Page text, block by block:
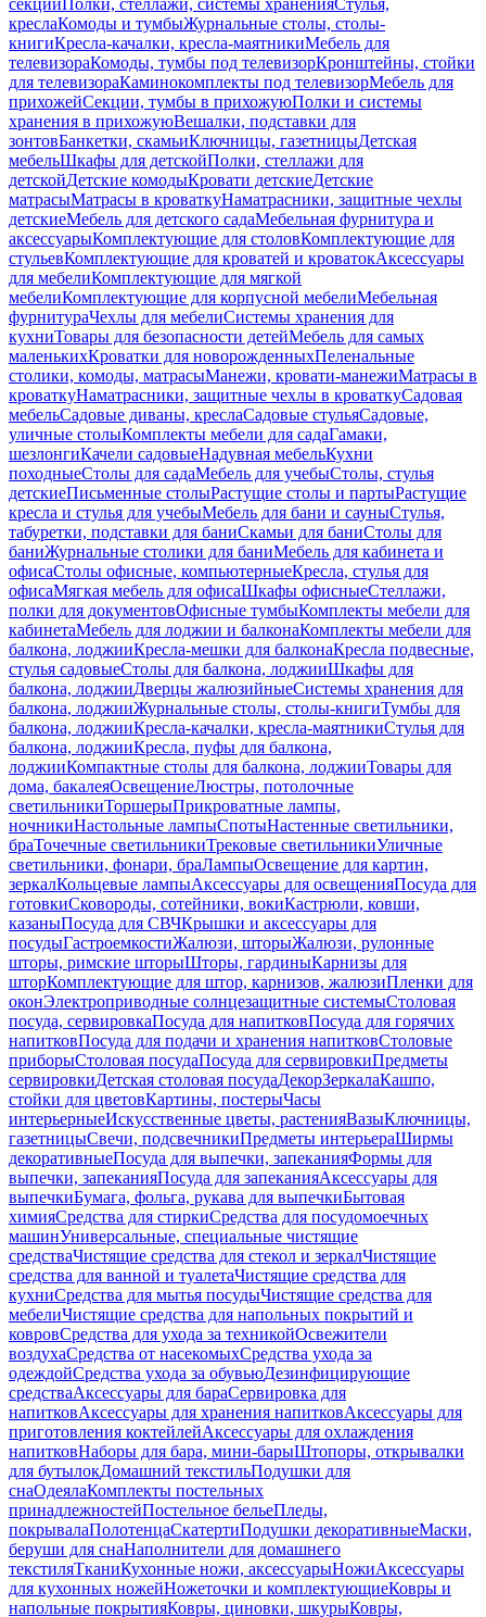
секцииПолки, стеллажи, системы храненияСтулья,
креслаКомоды и тумбыЖурнальные столы, столы-
книгиКресла-качалки, кресла-маятникиМебель для
телевизораКомоды, тумбы под телевизорКронштейны, стойки
для телевизораКаминокомплекты под телевизорМебель для
прихожейСекции, тумбы в прихожуюПолки и системы
хранения в прихожуюВешалки, подставки для
зонтовБанкетки, скамьиКлючницы, газетницыДетская
мебельШкафы для детскойПолки, стеллажи для
детскойДетские комодыКровати детскиеДетские
матрасыМатрасы в кроваткуНаматрасники, защитные чехлы
детскиеМебель для детского садаМебельная фурнитура и
аксессуарыКомплектующие для столовКомплектующие для
стульевКомплектующие для кроватей и кроватокАксессуары
для мебелиКомплектующие для мягкой
мебелиКомплектующие для корпусной мебелиМебельная
фурнитураЧехлы для мебелиСистемы хранения для
кухниТовары для безопасности детейМебель для самых
маленькихКроватки для новорожденныхПеленальные
столики, комоды, матрасыМанежи, кровати-манежиМатрасы в
кроваткуНаматрасники, защитные чехлы в кроваткуСадовая
мебельСадовые диваны, креслаСадовые стульяСадовые,
уличные столыКомплекты мебели для садаГамаки,
шезлонгиКачели садовыеНадувная мебельКухни
походныеСтолы для садаМебель для учебыСтолы, стулья
детскиеПисьменные столыРастущие столы и партыРастущие
кресла и стулья для учебыМебель для бани и сауныСтулья,
табуретки, подставки для баниСкамьи для баниСтолы для
баниЖурнальные столики для баниМебель для кабинета и
офисаСтолы офисные, компьютерныеКресла, стулья для
офисаМягкая мебель для офисаШкафы офисныеСтеллажи,
полки для документовОфисные тумбыКомплекты мебели для
кабинетаМебель для лоджии и балконаКомплекты мебели для
балкона, лоджииКресла-мешки для балконаКресла подвесные,
стулья садовыеСтолы для балкона, лоджииШкафы для
балкона, лоджииДверцы жалюзийныеСистемы хранения для
балкона, лоджииЖурнальные столы, столы-книгиТумбы для
балкона, лоджииКресла-качалки, кресла-маятникиСтулья для
балкона, лоджииКресла, пуфы для балкона,
лоджииКомпактные столы для балкона, лоджииТовары для
дома, бакалеяОсвещениеЛюстры, потолочные
светильникиТоршерыПрикроватные лампы,
ночникиНастольные лампыСпотыНастенные светильники,
браТочечные светильникиТрековые светильникиУличные
светильники, фонари, браЛампыОсвещение для картин,
зеркалКольцевые лампыАксессуары для освещенияПосуда для
готовкиСковороды, сотейники, вокиКастрюли, ковши,
казаныПосуда для СВЧКрышки и аксессуары для
посудыГастроемкостиЖалюзи, шторыЖалюзи, рулонные
шторы, римские шторыШторы, гардиныКарнизы для
шторКомплектующие для штор, карнизов, жалюзиПленки для
оконЭлектроприводные солнцезащитные системыСтоловая
посуда, сервировкаПосуда для напитковПосуда для горячих
напитковПосуда для подачи и хранения напитковСтоловые
приборыСтоловая посудаПосуда для сервировкиПредметы
сервировкиДетская столовая посудаДекорЗеркалаКашпо,
стойки для цветовКартины, постерыЧасы
интерьерныеИскусственные цветы, растенияВазыКлючницы,
газетницыСвечи, подсвечникиПредметы интерьераШирмы
декоративныеПосуда для выпечки, запеканияФормы для
выпечки, запеканияПосуда для запеканияАксессуары для
выпечкиБумага, фольга, рукава для выпечкиБытовая
химияСредства для стиркиСредства для посудомоечных
машинУниверсальные, специальные чистящие
средстваЧистящие средства для стекол и зеркалЧистящие
средства для ванной и туалетаЧистящие средства для
кухниСредства для мытья посудыЧистящие средства для
мебелиЧистящие средства для напольных покрытий и
ковровСредства для ухода за техникойОсвежители
воздухаСредства от насекомыхСредства ухода за
одеждойСредства ухода за обувьюДезинфицирующие
средстваАксессуары для бараСервировка для
напитковАксессуары для хранения напитковАксессуары для
приготовления коктейлейАксессуары для охлаждения
напитковНаборы для бара, мини-барыШтопоры, открывалки
для бутылокДомашний текстильПодушки для
снаОдеялаКомплекты постельных
принадлежностейПостельное бельеПледы,
покрывалаПолотенцаСкатертиПодушки декоративныеМаски,
беруши для снаНаполнители для домашнего
текстиляТканиКухонные ножи, аксессуарыНожиАксессуары
для кухонных ножейНожеточки и комплектующиеКовры и
напольные покрытияКовры, циновки, шкурыКовры,